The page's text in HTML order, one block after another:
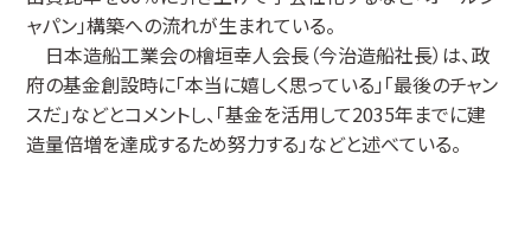
ャパン」構築への流れが生まれている。
日本造船工業会の檜垣幸人会長（今治造船社長）は、政
府の基金創設時に「本当に嬉しく思っている」「最後のチャン
スだ」などとコメントし、「基金を活用して2035年までに建
造量倍増を達成するため努力する」などと述べている。